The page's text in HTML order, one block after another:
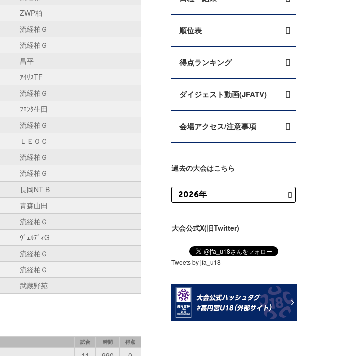
ZWP柏
流経柏Ｇ
流経柏Ｇ
昌平
ｱｲﾘｽTF
流経柏Ｇ
ﾌﾛﾝﾀ生田
流経柏Ｇ
ＬＥＯＣ
流経柏Ｇ
流経柏Ｇ
長岡NT B
青森山田
流経柏Ｇ
ｳﾞｪﾙﾃﾞｨG
流経柏Ｇ
流経柏Ｇ
武蔵野苑
試合 時間 得点
順位表
得点ランキング
ダイジェスト動画(JFATV)
会場アクセス/注意事項
過去の大会はこちら
大会公式X(旧Twitter)
Tweets by jfa_u18